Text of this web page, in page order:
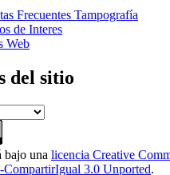
Frecuentes Tampografía
de Interes
Web
del sitio
bajo una licencia Creative
3.0 Unported.